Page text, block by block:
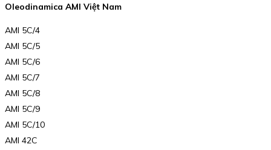
Oleodinamica AMI Việt Nam
AMI 5C/4
AMI 5C/5
AMI 5C/6
AMI 5C/7
AMI 5C/8
AMI 5C/9
AMI 5C/10
AMI 42C